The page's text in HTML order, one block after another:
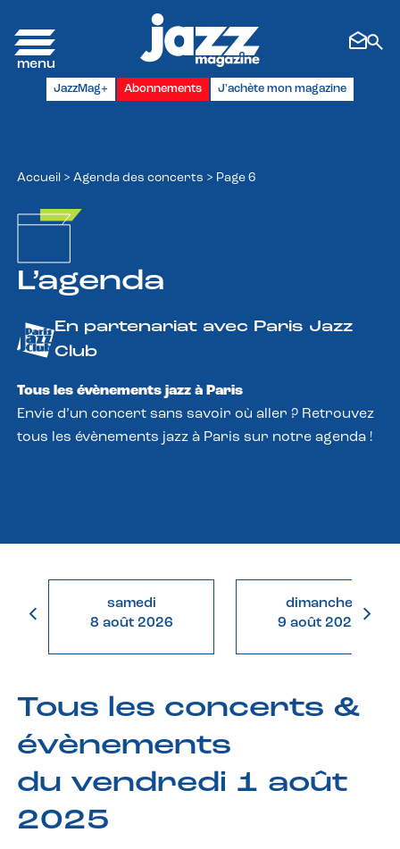
JazzMag+ Abonnements J'achète mon magazine
Accueil > Agenda des concerts > Page 6
L’agenda
En partenariat avec Paris Jazz
Club
Tous les évènements jazz à Paris
Envie d’un concert sans savoir où aller ? Retrouvez
tous les évènements jazz à Paris sur notre agenda !
samedi
8 août 2026
dimanche
9 août 2026
Tous les concerts &
évènements
du vendredi 1 août
2025